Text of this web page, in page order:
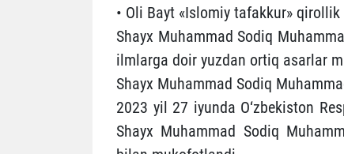
• Oli Bayt «Islomiy tafakkur»
Shayx Muhammad Sodiq
ilmlarga doir yuzdan ortiq asarlar
Shayx Muhammad Sodiq
2023 yil 27 iyunda O‘zbekiston
Shayx Muhammad Sodiq